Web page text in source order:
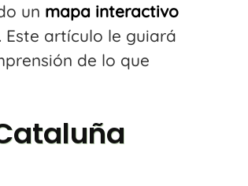
un mapa interactivo
artículo le guiará
de lo que